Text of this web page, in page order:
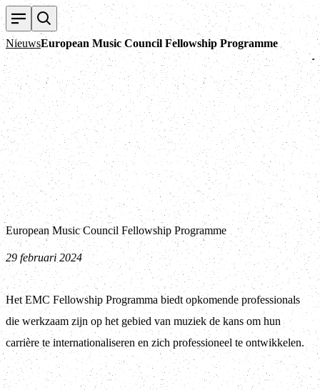
NieuwsEuropean Music Council Fellowship Programme
European Music Council Fellowship Programme
29 februari 2024
Het EMC Fellowship Programma biedt opkomende professionals
die werkzaam zijn op het gebied van muziek de kans om hun
carrière te internationaliseren en zich professioneel te ontwikkelen.